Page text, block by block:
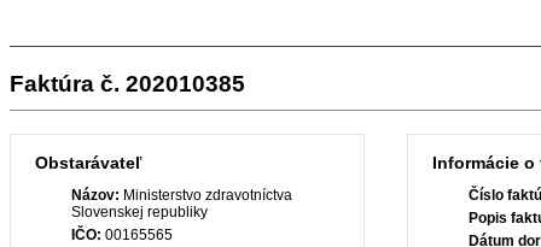
Faktúra č. 202010385
Obstarávateľ
Názov: Ministerstvo zdravotníctva
Slovenskej republiky
IČO: 00165565
Informácie o
Číslo
Popis
Dátum